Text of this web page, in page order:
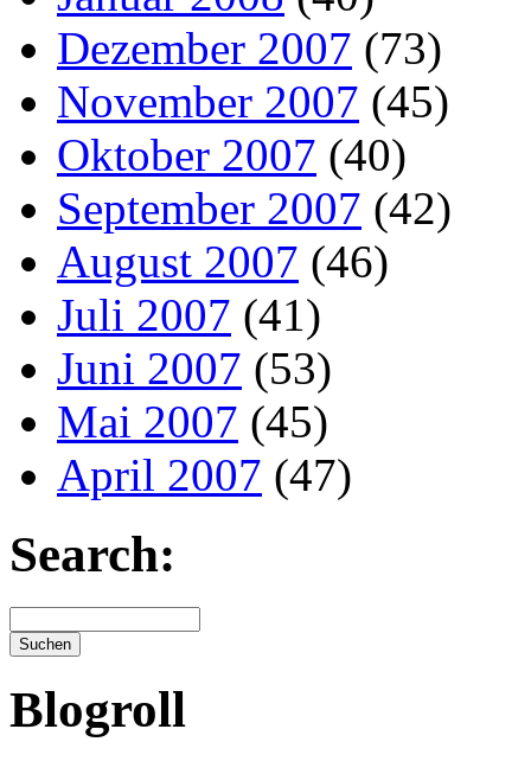
Dezember 2007 (73)
November 2007 (45)
Oktober 2007 (40)
September 2007 (42)
August 2007 (46)
Juli 2007 (41)
Juni 2007 (53)
Mai 2007 (45)
April 2007 (47)
Search:
Blogroll